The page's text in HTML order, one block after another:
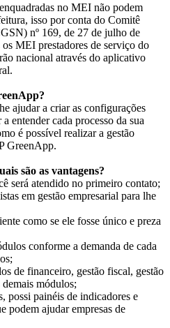
no MEI não podem
isso por conta do Comitê
nº 169, de 27 de julho de
MEI prestadores de serviço do
nacional através do aplicativo
ajudar a criar as configurações
entender cada processo da sua
é possível realizar a gestão
GreenApp.
são as vantagens?
será atendido no primeiro contato;
em gestão empresarial para lhe
como se ele fosse único e preza
conforme a demanda de cada
de financeiro, gestão fiscal, gestão
módulos;
possi painéis de indicadores e
podem ajudar empresas de